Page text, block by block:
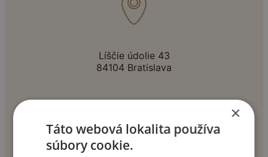
Líščie údolie 43
84104 Bratislava
+421 904 355 553
×
Táto webová lokalita používa
súbory cookie.